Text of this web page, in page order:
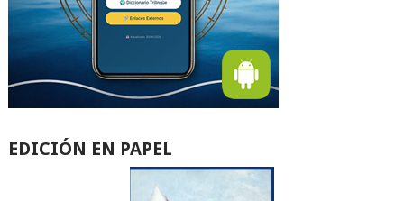
EDICIÓN EN PAPEL